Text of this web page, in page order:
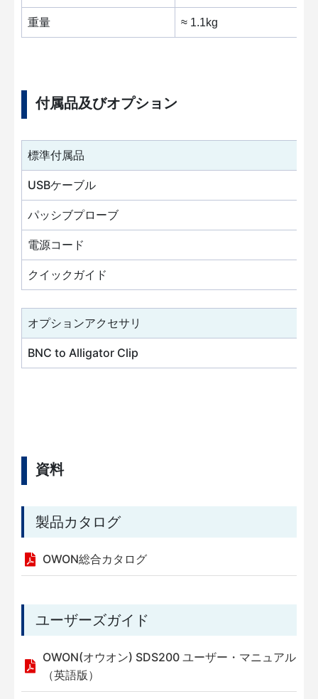
重量 ≈ 1.1kg
付属品及びオプション
標準付属品
USBケーブル
パッシブプローブ
電源コード
クイックガイド
オプションアクセサリ
BNC to Alligator Clip
資料
製品カタログ
OWON総合カタログ
ユーザーズガイド
OWON(オウオン) SDS200 ユーザー・マニュアル
（英語版）